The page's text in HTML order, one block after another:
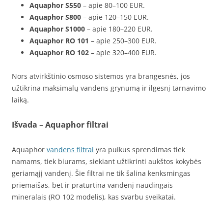
Aquaphor S550 – apie 80–100 EUR.
Aquaphor S800 – apie 120–150 EUR.
Aquaphor S1000 – apie 180–220 EUR.
Aquaphor RO 101 – apie 250–300 EUR.
Aquaphor RO 102 – apie 320–400 EUR.
Nors atvirkštinio osmoso sistemos yra brangesnės, jos
užtikrina maksimalų vandens grynumą ir ilgesnį tarnavimo
laiką.
Išvada – Aquaphor filtrai
Aquaphor vandens filtrai yra puikus sprendimas tiek
namams, tiek biurams, siekiant užtikrinti aukštos kokybės
geriamąjį vandenį. Šie filtrai ne tik šalina kenksmingas
priemaišas, bet ir praturtina vandenį naudingais
mineralais (RO 102 modelis), kas svarbu sveikatai.